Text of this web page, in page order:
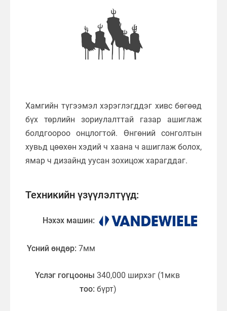
Хамгийн түгээмэл хэрэглэгддэг хивс бөгөөд
бүх төрлийн зориулалттай газар ашиглаж
болдгоороо онцлогтой. Өнгөний сонголтын
хувьд цөөхөн хэдий ч хаана ч ашиглаж болох,
ямар ч дизайнд уусан зохицож харагддаг.
Техникийн үзүүлэлтүүд:
Нэхэх машин:
Үсний өндөр: 7мм
Үслэг гогцооны
тоо:
340,000 ширхэг (1мкв
бүрт)